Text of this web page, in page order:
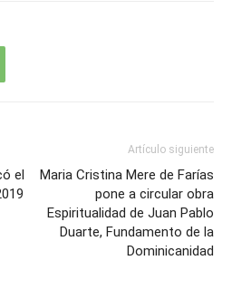
el
Artículo siguiente
Maria Cristina Mere de Farías
pone a circular obra
Espiritualidad de Juan Pablo
Duarte, Fundamento de la
Dominicanidad